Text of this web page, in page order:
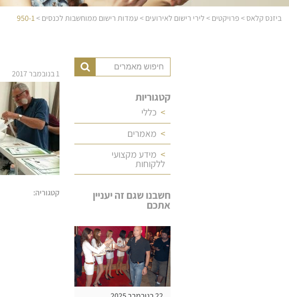
ביזנס קלאס>פרויקטים>לירי רישום לאירועים>עמדות רישום ממוחשבות לכנסים>
950-1
קטגוריות
כללי
מאמרים
מידע מקצועי
ללקוחות
חשבנו שגם זה יעניין
אתכם
1 בנובמבר 2017
קטגוריה: